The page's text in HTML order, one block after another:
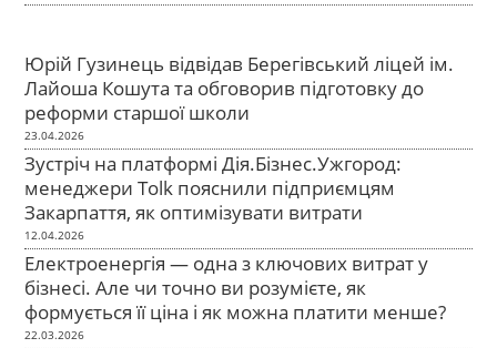
Юрій Гузинець відвідав Берегівський ліцей ім.
Лайоша Кошута та обговорив підготовку до
реформи старшої школи
23.04.2026
Зустріч на платформі Дія.Бізнес.Ужгород:
менеджери Tolk пояснили підприємцям
Закарпаття, як оптимізувати витрати
12.04.2026
Електроенергія — одна з ключових витрат у
бізнесі. Але чи точно ви розумієте, як
формується її ціна і як можна платити менше?
22.03.2026